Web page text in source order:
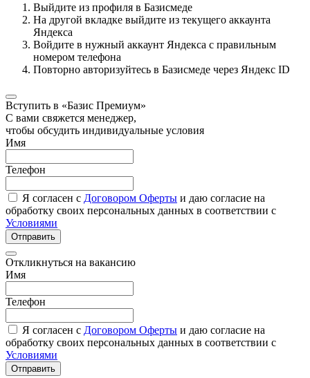
Выйдите из профиля в Базисмеде
На другой вкладке выйдите из текущего аккаунта
Яндекса
Войдите в нужный аккаунт Яндекса с правильным
номером телефона
Повторно авторизуйтесь в Базисмеде через Яндекс ID
Вступить в «Базис Премиум»
С вами свяжется менеджер,
чтобы обсудить индивидуальные условия
Имя
Телефон
Я согласен с Договором Оферты и даю согласие на
обработку своих персональных данных в соответствии с
Условиями
Отправить
Откликнуться на вакансию
Имя
Телефон
Я согласен с Договором Оферты и даю согласие на
обработку своих персональных данных в соответствии с
Условиями
Отправить